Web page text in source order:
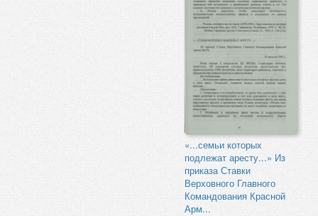
«...семьи которых
подлежат аресту...» Из
приказа Ставки
Верховного Главного
Командования Красной
Арм...